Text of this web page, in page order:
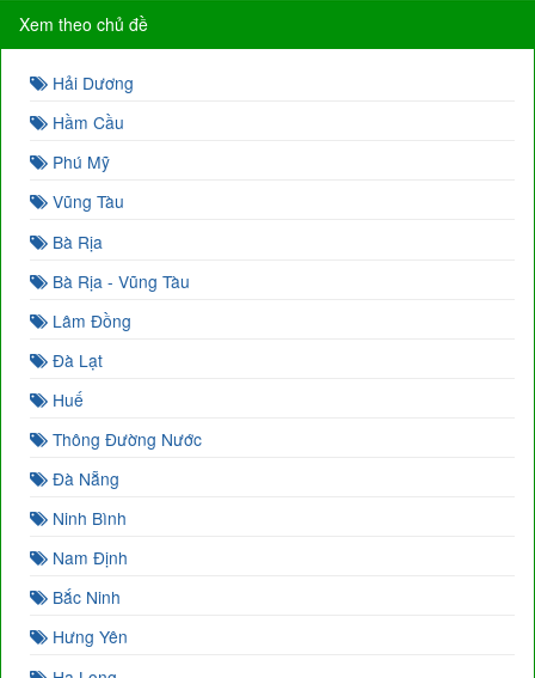
Xem theo chủ đề
Hải Dương
Hầm Cầu
Phú Mỹ
Vũng Tàu
Bà Rịa
Bà Rịa - Vũng Tàu
Lâm Đồng
Đà Lạt
Huế
Thông Đường Nước
Đà Nẵng
Ninh Bình
Nam Định
Bắc Ninh
Hưng Yên